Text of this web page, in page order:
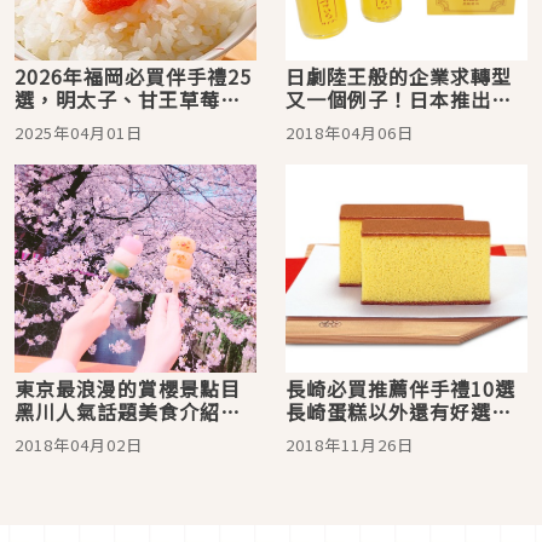
2026年福岡必買伴手禮25
選，明太子、甘王草莓等
特產絕不能錯過
2025年04月01日
日劇陸王般的企業求轉型
又一個例子！日本推出喝
的長崎蛋糕
2018年04月06日
東京最浪漫的賞櫻景點目
黑川人氣話題美食介紹！
賞櫻更盡興
2018年04月02日
長崎必買推薦伴手禮10選
長崎蛋糕以外還有好選
擇！
2018年11月26日